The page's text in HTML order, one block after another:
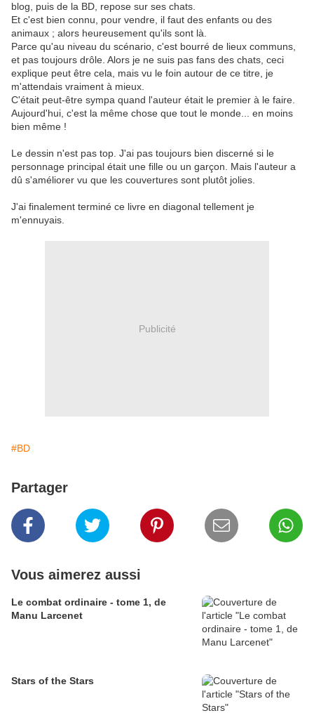
blog, puis de la BD, repose sur ses chats.
Et c'est bien connu, pour vendre, il faut des enfants ou des
animaux ; alors heureusement qu'ils sont là.
Parce qu'au niveau du scénario, c'est bourré de lieux communs,
et pas toujours drôle. Alors je ne suis pas fans des chats, ceci
explique peut être cela, mais vu le foin autour de ce titre, je
m'attendais vraiment à mieux.
C'était peut-être sympa quand l'auteur était le premier à le faire.
Aujourd'hui, c'est la même chose que tout le monde... en moins
bien même !
Le dessin n'est pas top. J'ai pas toujours bien discerné si le
personnage principal était une fille ou un garçon. Mais l'auteur a
dû s'améliorer vu que les couvertures sont plutôt jolies.
J'ai finalement terminé ce livre en diagonal tellement je
m'ennuyais.
Publicité
#BD
Partager
Vous aimerez aussi
Le combat ordinaire - tome 1, de
Manu Larcenet
Stars of the Stars